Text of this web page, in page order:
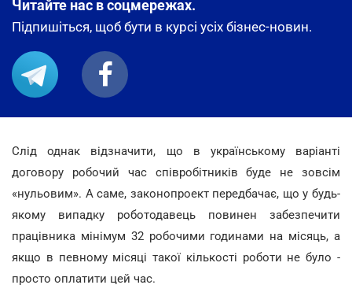
Читайте нас в соцмережах.
Підпишіться, щоб бути в курсі усіх бізнес-новин.
Слід однак відзначити, що в українському варіанті
договору робочий час співробітників буде не зовсім
«нульовим». А саме, законопроект передбачає, що у будь-
якому випадку роботодавець повинен забезпечити
працівника мінімум 32 робочими годинами на місяць, а
якщо в певному місяці такої кількості роботи не було -
просто оплатити цей час.